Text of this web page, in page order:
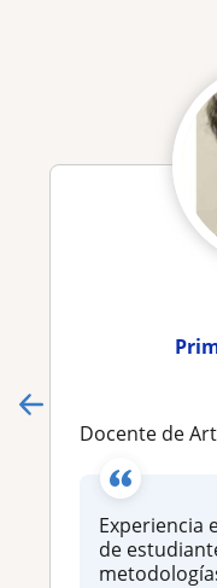
Docente de Artes Visuales y artista visual
Experiencia
de